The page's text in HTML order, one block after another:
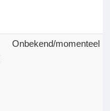
Onbekend/momenteel